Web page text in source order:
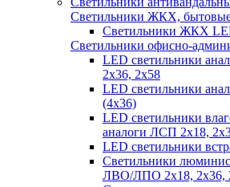
Светильники ЖКХ,
Светильники ЖКХ
Светильники офисно-
LED светильники
2х36, 2х58
LED светильники
(4х36)
LED светильники
аналоги ЛСП 2х18,
LED светильники
Светильники
ЛВО/ЛПО 2х18, 2х36,